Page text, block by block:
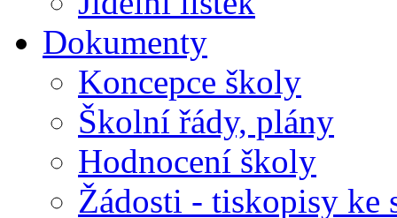
Dokumenty
Koncepce školy
Školní řády, plány
Hodnocení školy
Žádosti - tiskopisy ke